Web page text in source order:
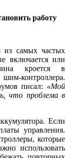
работу
самых частых
включается или
кроется в
контроллера.
писал: «Мой
что проблема в
Если
управления.
которые
использовать